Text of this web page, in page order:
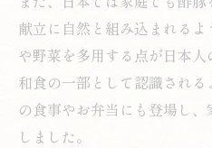
献立に自然と組み込まれる
や野菜を多用する点が日本
和食の一部として認識され
の食事やお弁当にも登場し
しました。